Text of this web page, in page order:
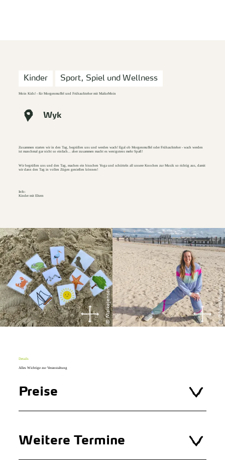
Kinder Sport, Spiel und Wellness
Moin Kids! - für Morgenmuffel und Frühaufsteher mit MaikeMoin
Wyk
Zusammen starten wir in den Tag, begrüßen uns und werden wach! Egal ob Morgenmuffel oder Frühaufsteher - wach werden
ist manchmal gar nicht so einfach... aber zusammen macht es wenigstens mehr Spaß!
Wir begrüßen uns und den Tag, machen ein bisschen Yoga und schütteln all unsere Knochen zur Musik so richtig aus, damit
wir dann den Tag in vollen Zügen genießen können!
Info:
Kinder mit Eltern
© MaikeJensen © @NinaMeyer
Details
Alles Wichtige zur Veranstaltung
Preise
Weitere Termine